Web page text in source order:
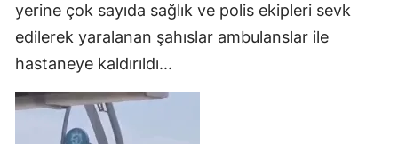
yerine çok sayıda sağlık ve polis ekipleri sevk
edilerek yaralanan şahıslar ambulanslar ile
hastaneye kaldırıldı...